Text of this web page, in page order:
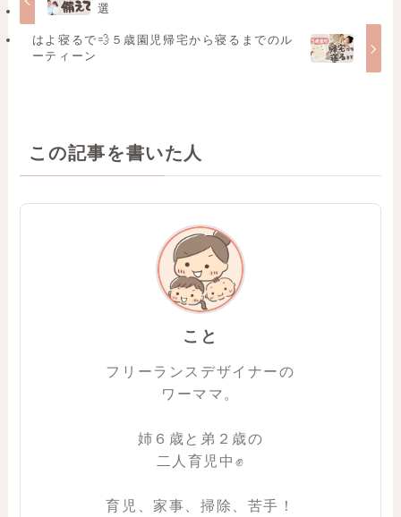
選
はよ寝るで💨５歳園児帰宅から寝るまでのル
ーティーン
この記事を書いた人
こと
フリーランスデザイナーの
ワーママ。
姉６歳と弟２歳の
二人育児中✊
育児、家事、掃除、苦手！